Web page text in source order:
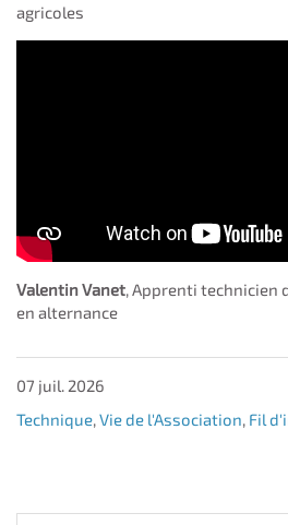
agricoles
Valentin Vanet , Apprenti technicien
en alternance
07 juil. 2026
Technique Vie de l'Association Fil